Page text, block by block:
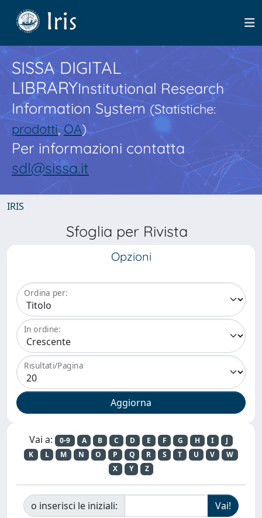
SISSA DIGITAL
LIBRARYInstitutional Research
Information System(Statistiche:
prodotti,OA)
Per informazioni contatta
sdl@sissa.it
IRIS
Sfoglia per Rivista
Opzioni
Ordina per:
In ordine:
Risultati/Pagina
Vai a: 0-9 A B C D E F G H I
J
K
L M N O P Q R S T U V
W
X
Y Z
o inserisci le iniziali: